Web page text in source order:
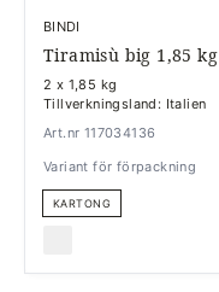
BINDI
Tiramisù big 1,85 kg
2 x 1,85 kg
Tillverkningsland: Italien
Art.nr 117034136
Variant för förpackning
KARTONG